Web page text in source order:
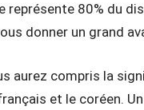
représente 80% du
donner un grand
aurez compris la
et le coréen.